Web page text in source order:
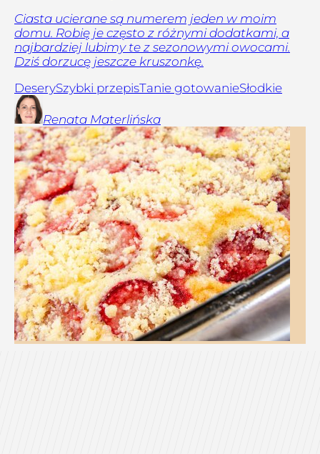
Ciasta ucierane są numerem jeden w moim
domu. Robię je często z różnymi dodatkami, a
najbardziej lubimy te z sezonowymi owocami.
Dziś dorzucę jeszcze kruszonkę.
DeserySzybki przepisTanie gotowanieSłodkie
Renata Materlińska